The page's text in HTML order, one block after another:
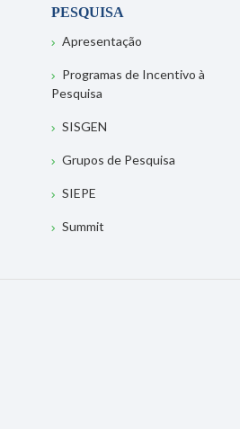
PESQUISA
Apresentação
Programas de Incentivo à
Pesquisa
SISGEN
Grupos de Pesquisa
SIEPE
Summit